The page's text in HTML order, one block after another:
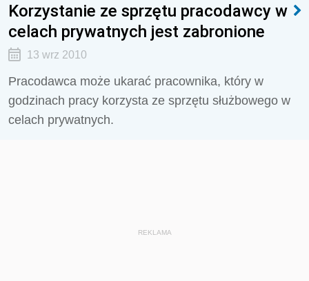
Korzystanie ze sprzętu pracodawcy w
celach prywatnych jest zabronione
13 wrz 2010
Pracodawca może ukarać pracownika, który w
godzinach pracy korzysta ze sprzętu służbowego w
celach prywatnych.
REKLAMA